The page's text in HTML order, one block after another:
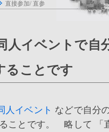
直接参加/ 直参
人イベントで自
ることです
人イベント などで自分
ことです。 略して 「